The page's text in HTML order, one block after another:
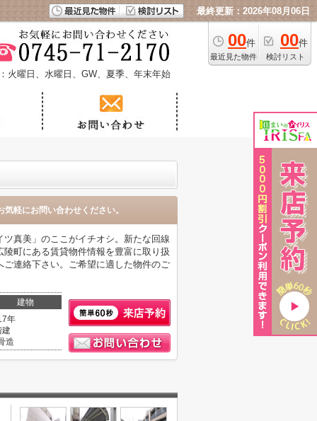
最終更新：2026年08月06日
00件
最近見た物件
00件
検討リスト
火曜日、水曜日、GW、夏季、年末年始
気軽にお問い合わせください。
真美」のここがイチオシ。新たな回線
町にある賃貸物件情報を豊富に取り扱
連絡下さい。ご希望に適した物件のご
建物
年
建
造